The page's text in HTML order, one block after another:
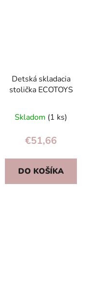
Detská skladacia
stolička ECOTOYS
Skladom (1 ks)
€51,66
DO KOŠÍKA